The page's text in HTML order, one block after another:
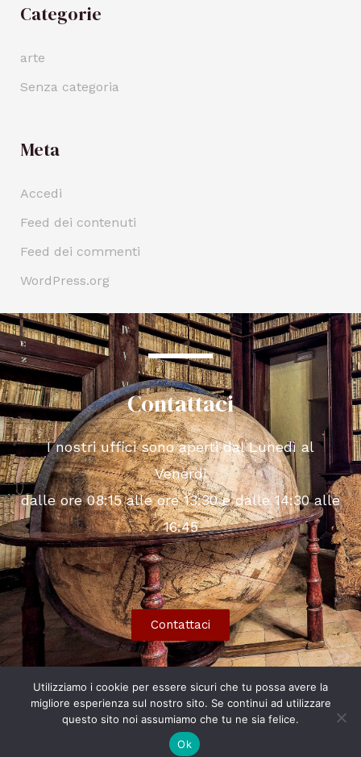
Categorie
arte
Senza categoria
Meta
Accedi
Feed dei contenuti
Feed dei commenti
WordPress.org
Contattaci
I nostri uffici sono aperti dal Lunedì al
Venerdì
dalle ore 08:15 alle ore 13:30 e dalle 14:30 alle
16:45
Contattaci
Copyright © 2026 Fondazione Cassa di Risparmio di
Fermo
Utilizziamo i cookie per essere sicuri che tu possa avere la
migliore esperienza sul nostro sito. Se continui ad utilizzare
questo sito noi assumiamo che tu ne sia felice.
Ok